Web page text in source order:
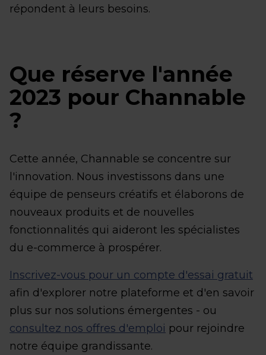
répondent à leurs besoins.
Que réserve l'année
2023 pour Channable
?
Cette année, Channable se concentre sur
l'innovation. Nous investissons dans une
équipe de penseurs créatifs et élaborons de
nouveaux produits et de nouvelles
fonctionnalités qui aideront les spécialistes
du e-commerce à prospérer.
Inscrivez-vous pour un compte d'essai gratuit
afin d'explorer notre plateforme et d'en savoir
plus sur nos solutions émergentes - ou
consultez nos offres d'emploi pour rejoindre
notre équipe grandissante.